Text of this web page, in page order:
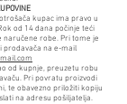
kupac ima pravo u
od 14 dana počinje teći
robe. Pri tome je
prodavača na e-mail
od kupnje, preuzetu robu
Pri povratu proizvodi
te obavezno priložiti kopiju
na adresu pošiljatelja.